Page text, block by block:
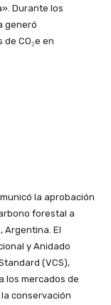
Durante los
generó
CO₂e en
la aprobación
forestal a
Argentina. El
y Anidado
(VCS),
los mercados de
conservación